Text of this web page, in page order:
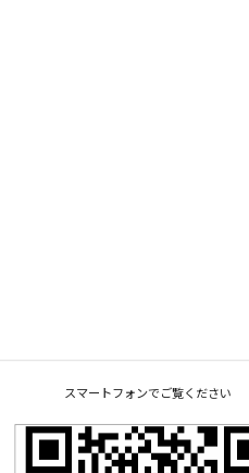
スマートフォンでご覧ください